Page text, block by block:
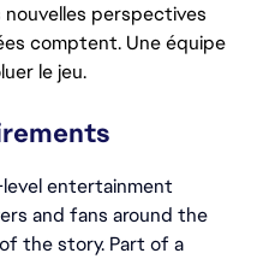
nouvelles perspectives
comptent. Une équipe
le jeu.
entertainment
and fans around the
the story. Part of a